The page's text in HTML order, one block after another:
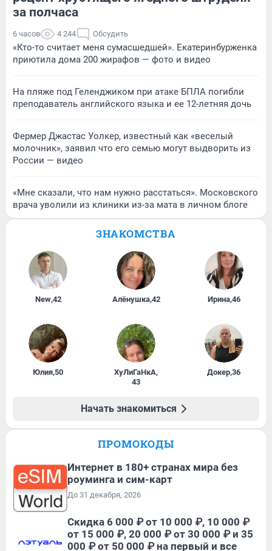
за полчаса
6 часов 4 244 Обсудить
«Кто-то считает меня сумасшедшей». Екатеринбурженка
приютила дома 200 жирафов — фото и видео
На пляже под Геленджиком при атаке БПЛА погибли
преподаватель английского языка и ее 12-летняя дочь
Фермер Джастас Уолкер, известный как «веселый
молочник», заявил что его семью могут выдворить из
России — видео
«Мне сказали, что нам нужно расстаться». Московского
врача уволили из клиники из-за мата в личном блоге
ЗНАКОМСТВА
New,42 Алёнушка,42 Ирина,46
Юлия,50 ХуЛиГаНкА,
43
Докер,36
Начать знакомиться
ПРОМОКОДЫ
Интернет в 180+ странах мира без
роуминга и сим-карт
До 31 декабря, 2026
Скидка 6 000 ₽ от 10 000 ₽, 10 000 ₽
от 15 000 ₽, 20 000 ₽ от 30 000 ₽ и 35
000 ₽ от 50 000 ₽ на первый и все